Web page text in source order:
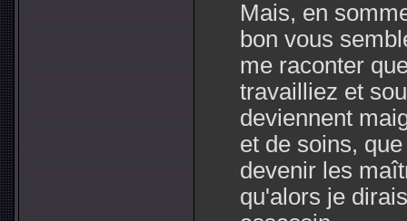
Mais, en
bon vous
me raconter
travailliez et
deviennent
et de soins,
devenir les
qu'alors je